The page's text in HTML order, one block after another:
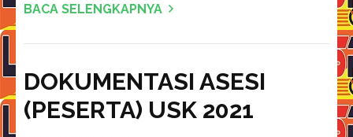
BACA SELENGKAPNYA
DOKUMENTASI ASESI
(PESERTA) USK 2021